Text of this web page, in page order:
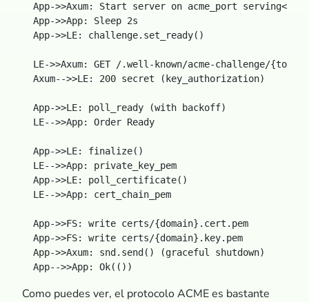
App->>Axum: Start server on acme_port
  App->>App: Sleep 2s
  App->>LE: challenge.set_ready()
  LE->>Axum: GET /.well-known/acme-challenge/{token}
  Axum-->>LE: 200 secret (key_authorization)
  App->>LE: poll_ready (with backoff)
  LE-->>App: Order Ready
  App->>LE: finalize()
  LE-->>App: private_key_pem
  App->>LE: poll_certificate()
  LE-->>App: cert_chain_pem
  App->>FS: write certs/{domain}.cert.pem
  App->>FS: write certs/{domain}.key.pem
  App->>Axum: snd.send() (graceful shutdown)
Como puedes ver, el protocolo ACME es bastante